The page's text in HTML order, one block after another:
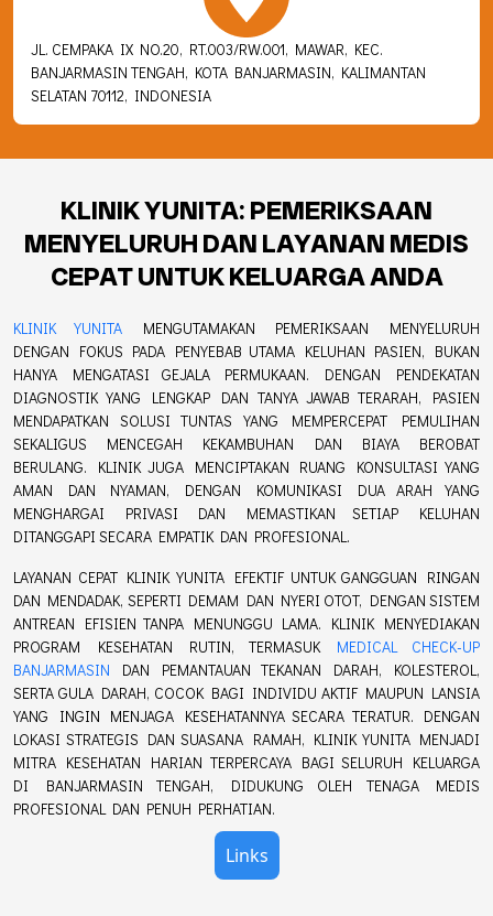
JL. CEMPAKA IX NO.20, RT.003/RW.001, MAWAR, KEC.
BANJARMASIN TENGAH, KOTA BANJARMASIN, KALIMANTAN
SELATAN 70112, INDONESIA
KLINIK YUNITA: PEMERIKSAAN
MENYELURUH DAN LAYANAN MEDIS
CEPAT UNTUK KELUARGA ANDA
KLINIK YUNITAMENGUTAMAKAN PEMERIKSAAN MENYELURUH
DENGAN FOKUS PADA PENYEBAB UTAMA KELUHAN PASIEN, BUKAN
HANYA MENGATASI GEJALA PERMUKAAN. DENGAN PENDEKATAN
DIAGNOSTIK YANG LENGKAP DAN TANYA JAWAB TERARAH, PASIEN
MENDAPATKAN SOLUSI TUNTAS YANG MEMPERCEPAT PEMULIHAN
SEKALIGUS MENCEGAH KEKAMBUHAN DAN BIAYA BEROBAT
BERULANG. KLINIK JUGA MENCIPTAKAN RUANG KONSULTASI YANG
AMAN DAN NYAMAN, DENGAN KOMUNIKASI DUA ARAH YANG
MENGHARGAI PRIVASI DAN MEMASTIKAN SETIAP KELUHAN
DITANGGAPI SECARA EMPATIK DAN PROFESIONAL.
LAYANAN CEPAT KLINIK YUNITA EFEKTIF UNTUK GANGGUAN RINGAN
DAN MENDADAK, SEPERTI DEMAM DAN NYERI OTOT, DENGAN SISTEM
ANTREAN EFISIEN TANPA MENUNGGU LAMA. KLINIK MENYEDIAKAN
PROGRAM KESEHATAN RUTIN, TERMASUK MEDICAL CHECK-UP
BANJARMASIN DAN PEMANTAUAN TEKANAN DARAH, KOLESTEROL,
SERTA GULA DARAH, COCOK BAGI INDIVIDU AKTIF MAUPUN LANSIA
YANG INGIN MENJAGA KESEHATANNYA SECARA TERATUR. DENGAN
LOKASI STRATEGIS DAN SUASANA RAMAH, KLINIK YUNITA MENJADI
MITRA KESEHATAN HARIAN TERPERCAYA BAGI SELURUH KELUARGA
DI BANJARMASIN TENGAH, DIDUKUNG OLEH TENAGA MEDIS
PROFESIONAL DAN PENUH PERHATIAN.
Links